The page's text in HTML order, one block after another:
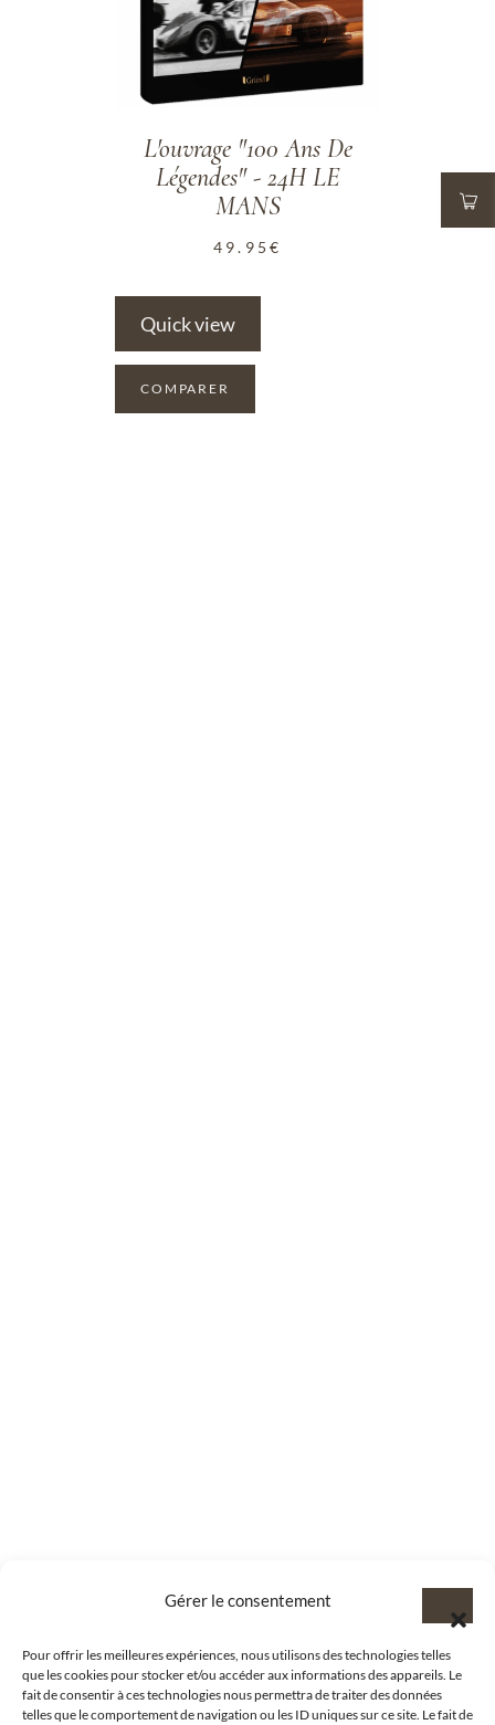
Gérer le consentement
Pour offrir les meilleures expériences, nous utilisons des technologies telles
que les cookies pour stocker et/ou accéder aux informations des appareils. Le
fait de consentir à ces technologies nous permettra de traiter des données
telles que le comportement de navigation ou les ID uniques sur ce site. Le fait de
L'ouvrage "100 Ans De
Légendes" - 24H LE
MANS
49.95 €
Quick view
COMPARER